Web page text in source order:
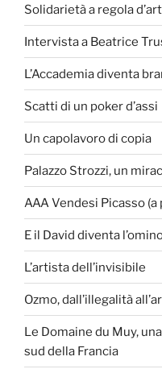
Solidarietà a regola
Intervista a Beatrice
L’Accademia diventa
Scatti di un poker d’assi
Un capolavoro di copia
Palazzo Strozzi, un
AAA Vendesi Picasso
E il David diventa
L’artista dell’invisibile
Ozmo, dall’illegalità
Le Domaine du Muy,
sud della Francia